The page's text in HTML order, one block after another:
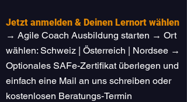
Jetzt anmelden & Deinen Lernort wählen
→ Agile Coach Ausbildung starten → Ort
wählen: Schweiz | Österreich | Nordsee →
Optionales SAFe-Zertifikat überlegen und
einfach eine Mail an uns schreiben oder
kostenlosen Beratungs-Termin